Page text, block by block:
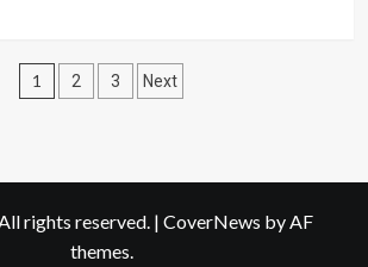
ჩანაწერების
1 2 3 Next
rights reserved. | CoverNews by AF
themes.